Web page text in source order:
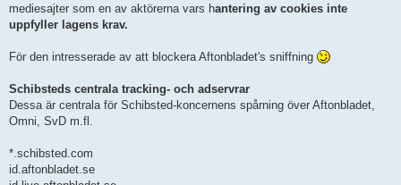
mediesajter som en av aktörerna vars hantering av cookies inte
uppfyller lagens krav.
För den intresserade av att blockera Aftonbladet's sniffning
Schibsteds centrala tracking‑ och adservrar
Dessa är centrala för Schibsted‑koncernens spårning över Aftonbladet,
Omni, SvD m.fl.
*.schibsted.com
id.aftonbladet.se